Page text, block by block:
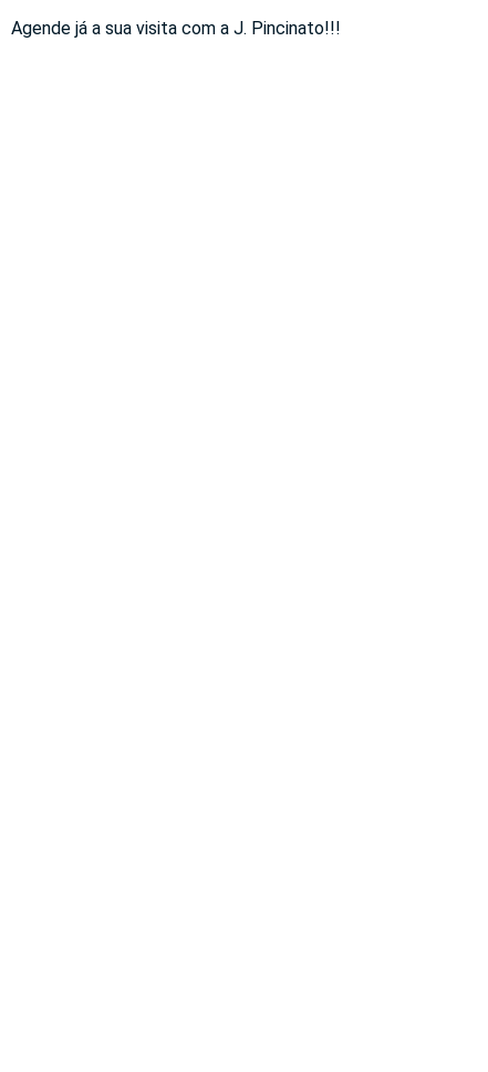
Agende já a sua visita com a J. Pincinato!!!